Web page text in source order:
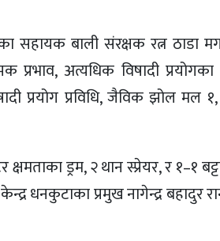
सहायक बाली संरक्षक रत्न ठाडा
प्रभाव, अत्यधिक विषादी
प्रयोग प्रविधि, जैविक झोल मल
ड्रम, २ थान स्प्रेयर, र १–१
धनकुटाका प्रमुख नागेन्द्र बहादुर